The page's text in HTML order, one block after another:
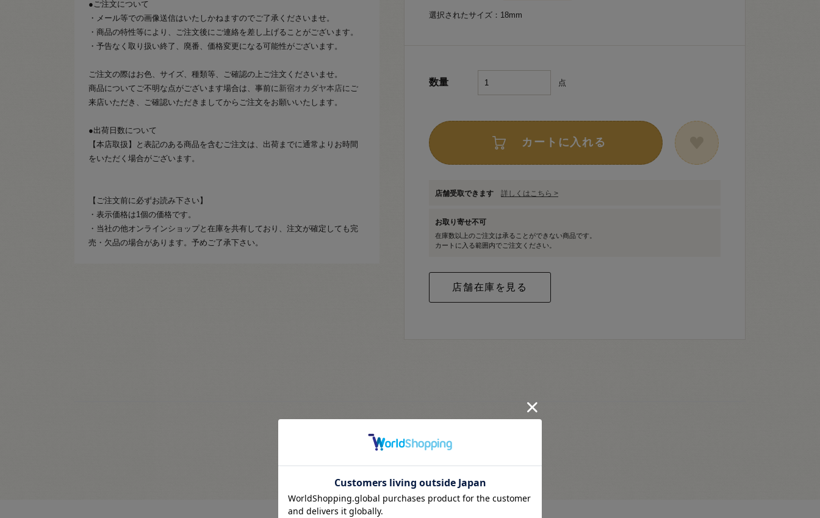
●ご注文について
・メール等での画像送信はいたしかねますのでご了承くださいませ。
・商品の特性等により、ご注文後にご連絡を差し上げることがございます。
・予告なく取り扱い終了、廃番、価格変更になる可能性がございます。
ご注文の際はお色、サイズ、種類等、ご確認の上ご注文くださいませ。
商品についてご不明な点がございます場合は、事前に 新宿オカダヤ本店にご
来店いただき、ご確認いただきましてからご注文をお願いいたします。
●出荷日数について
【本店取扱】と表記のある商品を含むご注文は、出荷までに通常よりお時間
をいただく場合がございます。
【ご注文前に必ずお読み下さい】
・表示価格は1個の価格です。
・当社の他オンラインショップと在庫を共有しており、注文が確定しても完
売・欠品の場合があります。予めご了承下さい。
選択されたサイズ：18mm
数量 点
カートに入れる
店舗受取できます 詳しくはこちら >
お取り寄せ不可
在庫数以上のご注文は承ることができない商品です。
カートに入る範囲内でご注文ください。